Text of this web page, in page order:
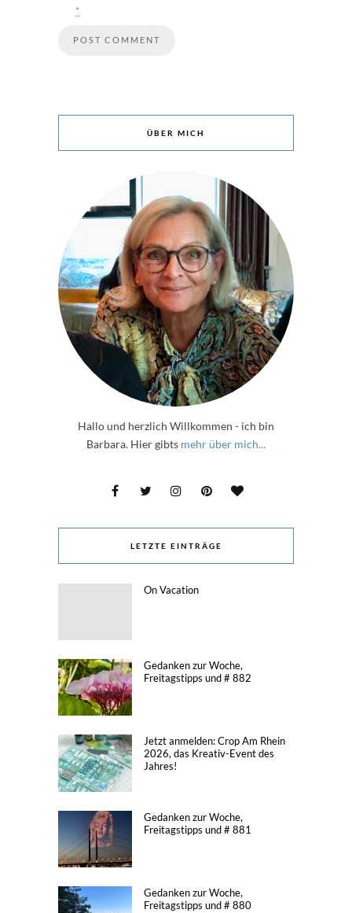
*
ÜBER MICH
Hallo und herzlich Willkommen - ich bin
Barbara. Hier gibts mehr über mich...
LETZTE EINTRÄGE
On Vacation
Gedanken zur Woche,
Freitagstipps und # 882
Jetzt anmelden: Crop Am Rhein
2026, das Kreativ-Event des
Jahres!
Gedanken zur Woche,
Freitagstipps und # 881
Gedanken zur Woche,
Freitagstipps und # 880